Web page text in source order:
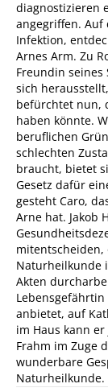
diagnostizieren
angegriffen. Auf
Infektion,
Arnes Arm. Zu
Freundin seines
sich
befürchtet nun,
haben könnte.
beruflichen
schlechten
braucht, bietet
Gesetz dafür
gesteht Caro,
Arne hat. Jakob
Naturheilkunde
Akten
anbietet, auf
im Haus kann
Frahm im Zuge
wunderbare
Naturheilkunde.